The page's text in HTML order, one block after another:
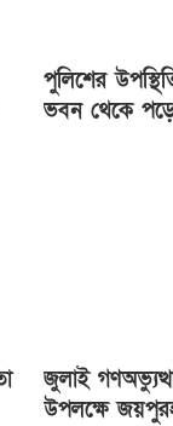
পুলিশের
ভবন থেকে
জুলাই
উপলক্ষে